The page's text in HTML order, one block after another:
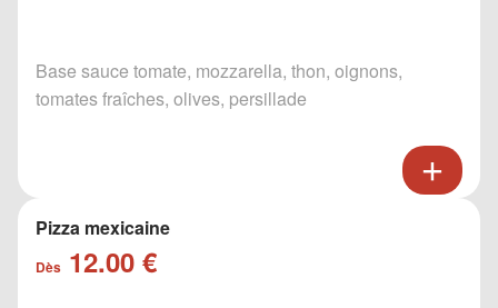
Base sauce tomate, mozzarella, thon, oignons,
tomates fraîches, olives, persillade
Pizza mexicaine
Dès 12.00 €